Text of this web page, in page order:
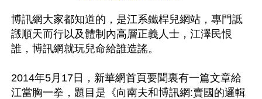
博訊網大家都知道的，是江系鐵桿兒網站，專門詆
譭順天而行以及體制內高層正義人士，江澤民恨
誰，博訊網就玩兒命給誰造謠。
2014年5月17日，新華網首頁要聞裏有一篇文章給
江當胸一拳，題目是《向南夫和博訊網:賣國的邏輯